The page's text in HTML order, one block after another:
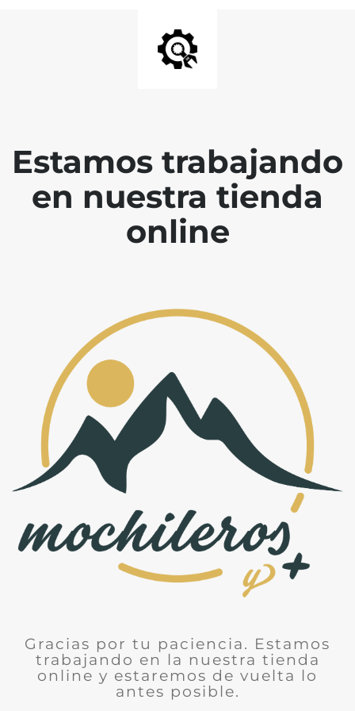
Estamos trabajando
en nuestra tienda
online
Gracias por tu paciencia. Estamos
trabajando en la nuestra tienda
online y estaremos de vuelta lo
antes posible.